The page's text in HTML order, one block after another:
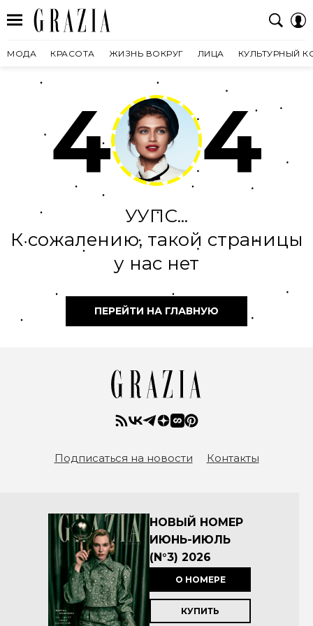
МОДА КРАСОТА ЖИЗНЬ ВОКРУГ ЛИЦА КУЛЬТУРНЫЙ
4 4
УУПС...
К сожалению, такой страницы
у нас нет
ПЕРЕЙТИ НА ГЛАВНУЮ
Подписаться на новости Контакты
НОВЫЙ НОМЕР
ИЮНЬ-ИЮЛЬ
(N°3) 2026
О НОМЕРЕ
КУПИТЬ